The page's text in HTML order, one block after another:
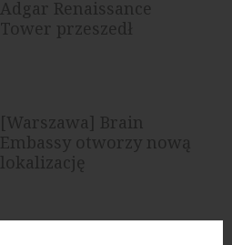
Adgar Renaissance
Tower przeszedł
[Warszawa] Brain
Embassy otworzy nową
lokalizację